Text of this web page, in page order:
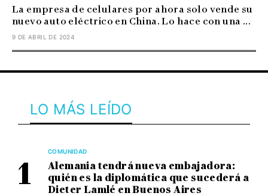
La empresa de celulares por ahora solo vende su
nuevo auto eléctrico en China. Lo hace con una ...
9 DE ABRIL DE 2024
LO MÁS LEÍDO
COMUNIDAD
Alemania tendrá nueva embajadora:
quién es la diplomática que sucederá a
Dieter Lamlé en Buenos Aires